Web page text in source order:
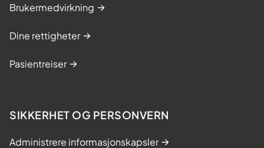
Brukermedvirkning
Dine rettigheter
Pasientreiser
SIKKERHET OG PERSONVERN
Administrere informasjonskapsler